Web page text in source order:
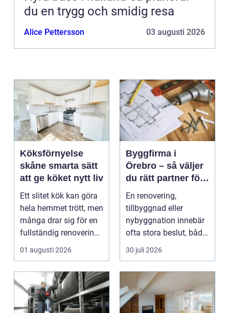
du en trygg och smidig resa
Alice Pettersson 03 augusti 2026
Köksförnyelse
skåne smarta sätt
att ge köket nytt liv
Ett slitet kök kan göra
hela hemmet trött, men
många drar sig för en
fullständig renovering.
Det tar...
01 augusti 2026
Byggfirma i
Örebro – så väljer
du rätt partner för
ditt projekt
En renovering,
tillbyggnad eller
nybyggnation innebär
ofta stora beslut, både
ekonomiskt ...
30 juli 2026